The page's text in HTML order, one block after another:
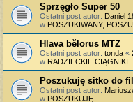
Sprzęgło Super 50
Ostatni post autor: Daniel
w POSZUKIWANY,
Hlava bělorus MTZ
Ostatni post autor: tonda «
w RADZIECKIE CIĄGNIKI
Poszukuję sitko do
Ostatni post autor:
w POSZUKUJĘ